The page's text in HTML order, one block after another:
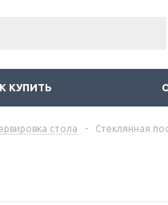
КУПИТЬ
стола - Стеклянная